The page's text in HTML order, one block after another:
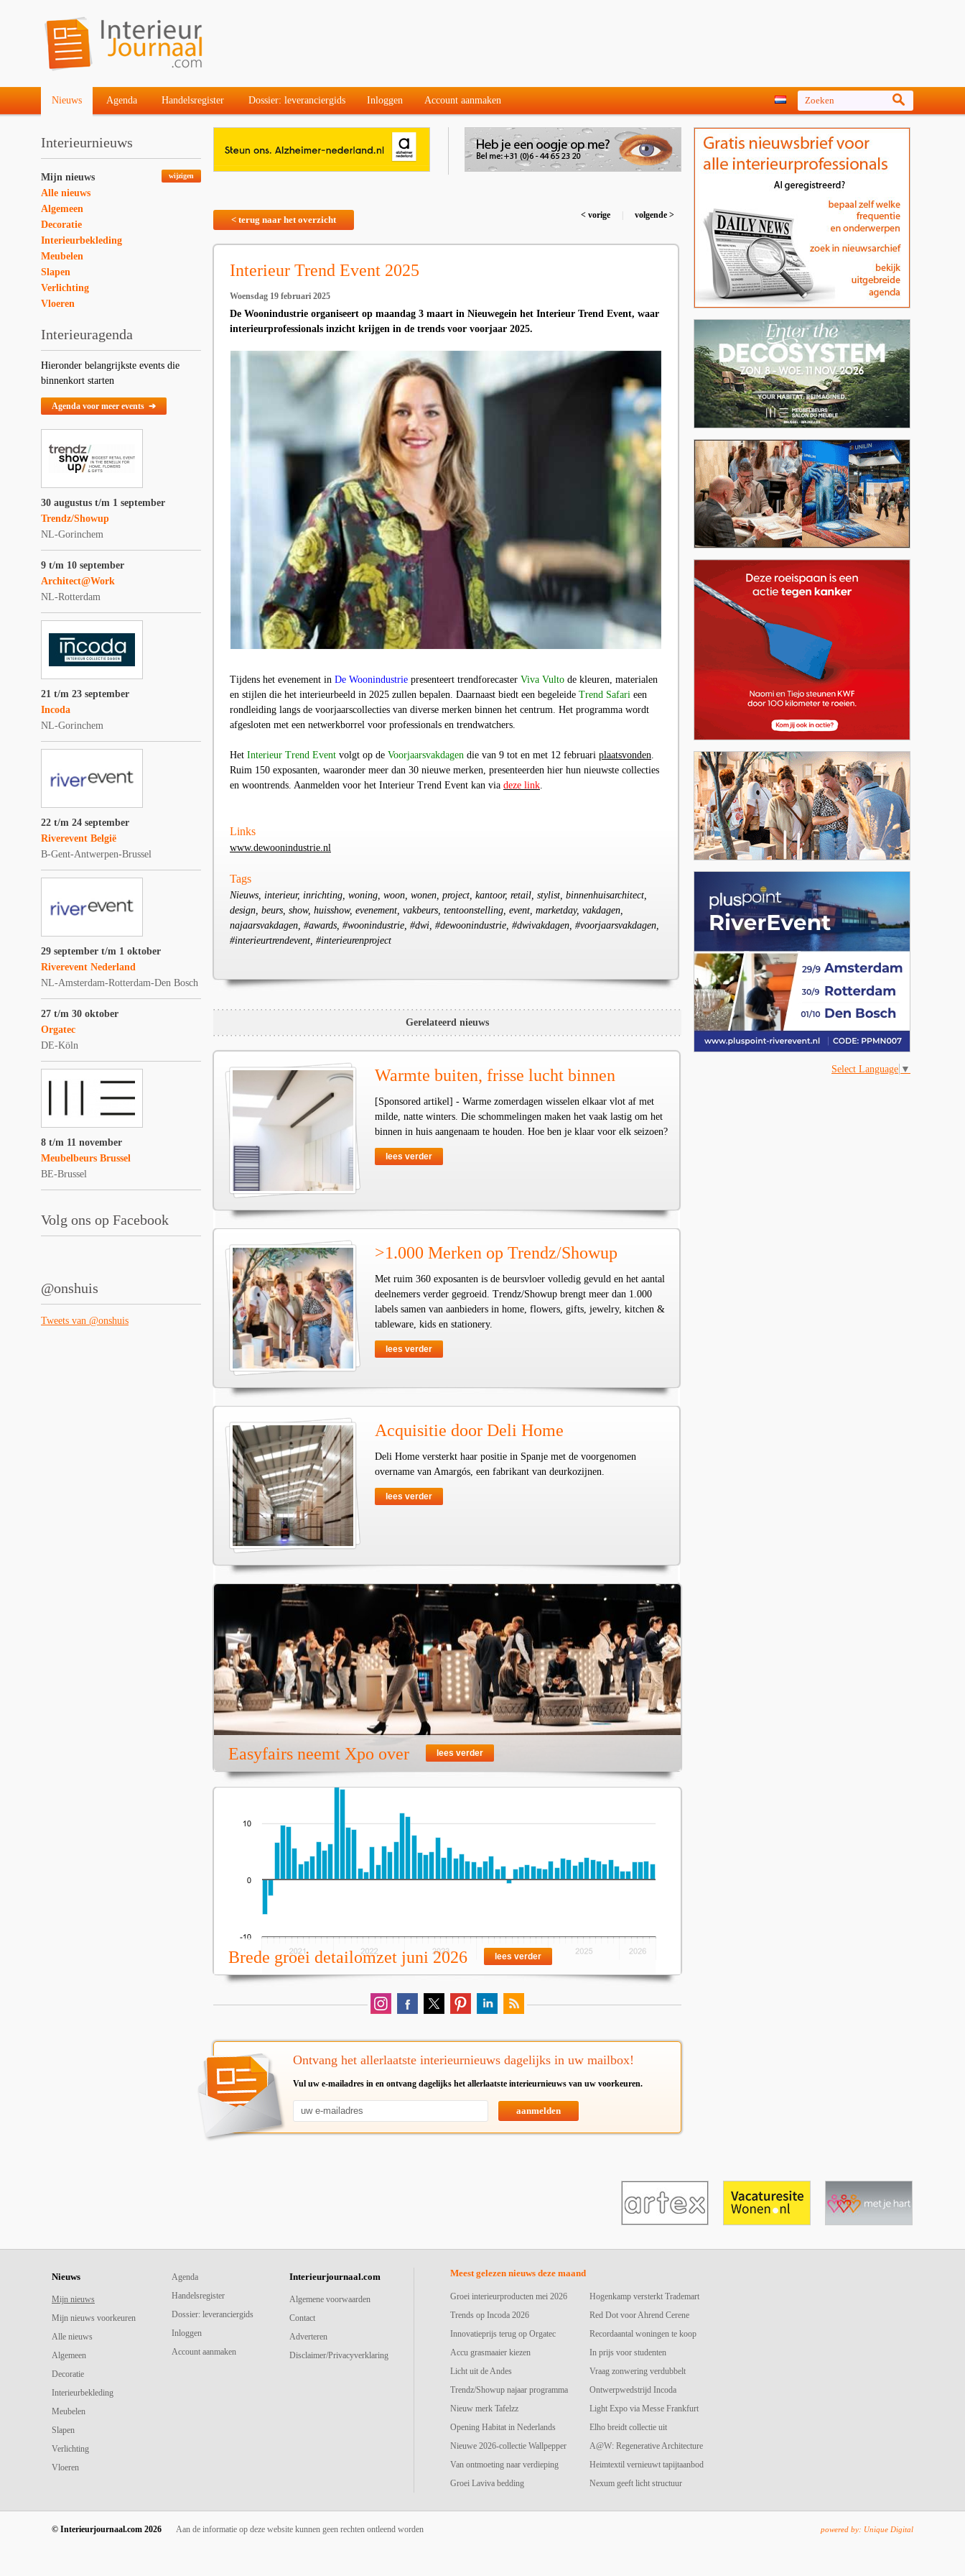
Nieuws Agenda Handelsregister Dossier: leveranciergids Inloggen Account aanmaken
Interieurnieuws
wijzigen
Mijn nieuws
Alle nieuws
Algemeen
Decoratie
Interieurbekleding
Meubelen
Slapen
Verlichting
Vloeren
Interieuragenda
Hieronder belangrijkste events die
binnenkort starten
Agenda voor meer events ➔
30 augustus t/m 1 september
Trendz/Showup
NL-Gorinchem
9 t/m 10 september
Architect@Work
NL-Rotterdam
21 t/m 23 september
Incoda
NL-Gorinchem
22 t/m 24 september
Riverevent België
B-Gent-Antwerpen-Brussel
29 september t/m 1 oktober
Riverevent Nederland
NL-Amsterdam-Rotterdam-Den Bosch
27 t/m 30 oktober
Orgatec
DE-Köln
8 t/m 11 november
Meubelbeurs Brussel
BE-Brussel
Volg ons op Facebook
@onshuis
Tweets van @onshuis
< terug naar het overzicht < vorige volgende >
Interieur Trend Event 2025
Woensdag 19 februari 2025
De Woonindustrie organiseert op maandag 3 maart in Nieuwegein het Interieur Trend Event, waar
interieurprofessionals inzicht krijgen in de trends voor voorjaar 2025.
Tijdens het evenement in De Woonindustrie presenteert trendforecaster Viva Vulto de kleuren, materialen
en stijlen die het interieurbeeld in 2025 zullen bepalen. Daarnaast biedt een begeleide Trend Safari een
rondleiding langs de voorjaarscollecties van diverse merken binnen het centrum. Het programma wordt
afgesloten met een netwerkborrel voor professionals en trendwatchers.
Het Interieur Trend Event volgt op de Voorjaarsvakdagen die van 9 tot en met 12 februari plaatsvonden.
Ruim 150 exposanten, waaronder meer dan 30 nieuwe merken, presenteerden hier hun nieuwste collecties
en woontrends. Aanmelden voor het Interieur Trend Event kan via deze link.
Links
www.dewoonindustrie.nl
Tags
Nieuws, interieur, inrichting, woning, woon, wonen, project, kantoor, retail, stylist, binnenhuisarchitect,
design, beurs, show, huisshow, evenement, vakbeurs, tentoonstelling, event, marketday, vakdagen,
najaarsvakdagen, #awards, #woonindustrie, #dwi, #dewoonindustrie, #dwivakdagen, #voorjaarsvakdagen,
#interieurtrendevent, #interieurenproject
Gerelateerd nieuws
Warmte buiten, frisse lucht binnen
[Sponsored artikel] - Warme zomerdagen wisselen elkaar vlot af met
milde, natte winters. Die schommelingen maken het vaak lastig om het
binnen in huis aangenaam te houden. Hoe ben je klaar voor elk seizoen?
lees verder
>1.000 Merken op Trendz/Showup
Met ruim 360 exposanten is de beursvloer volledig gevuld en het aantal
deelnemers verder gegroeid. Trendz/Showup brengt meer dan 1.000
labels samen van aanbieders in home, flowers, gifts, jewelry, kitchen &
tableware, kids en stationery.
lees verder
Acquisitie door Deli Home
Deli Home versterkt haar positie in Spanje met de voorgenomen
overname van Amargós, een fabrikant van deurkozijnen.
lees verder
Easyfairs neemt Xpo over lees verder
Brede groei detailomzet juni 2026 lees verder
Ontvang het allerlaatste interieurnieuws dagelijks in uw mailbox!
Vul uw e-mailadres in en ontvang dagelijks het allerlaatste interieurnieuws van uw voorkeuren.
aanmelden
Select Language ▼
Nieuws
Mijn nieuws
Mijn nieuws voorkeuren
Alle nieuws
Algemeen
Decoratie
Interieurbekleding
Meubelen
Slapen
Verlichting
Vloeren
Agenda
Handelsregister
Dossier: leveranciergids
Inloggen
Account aanmaken
Interieurjournaal.com
Algemene voorwaarden
Contact
Adverteren
Disclaimer/Privacyverklaring
Meest gelezen nieuws deze maand
Groei interieurproducten mei 2026
Trends op Incoda 2026
Innovatieprijs terug op Orgatec
Accu grasmaaier kiezen
Licht uit de Andes
Trendz/Showup najaar programma
Nieuw merk Tafelzz
Opening Habitat in Nederlands
Nieuwe 2026-collectie Wallpepper
Van ontmoeting naar verdieping
Groei Laviva bedding
Hogenkamp versterkt Trademart
Red Dot voor Ahrend Cerene
Recordaantal woningen te koop
In prijs voor studenten
Vraag zonwering verdubbelt
Ontwerpwedstrijd Incoda
Light Expo via Messe Frankfurt
Elho breidt collectie uit
A@W: Regenerative Architecture
Heimtextil vernieuwt tapijtaanbod
Nexum geeft licht structuur
© Interieurjournaal.com 2026 Aan de informatie op deze website kunnen geen rechten ontleend worden powered by: Unique Digital